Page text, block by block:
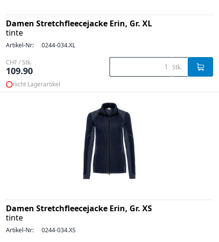
Damen Stretchfleecejacke Erin, Gr. XL
tinte
Artikel-Nr: 0244-034.XL
CHF / Stk.
109.90 Stk.
nicht Lagerartikel
Damen Stretchfleecejacke Erin, Gr. XS
tinte
Artikel-Nr: 0244-034.XS